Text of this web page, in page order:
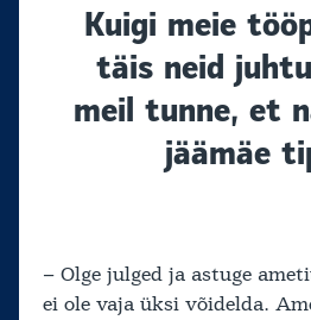
Kuigi meie
täis neid
meil tunne, et
jäämäe
– Olge julged ja astuge
ei ole vaja üksi võidelda.